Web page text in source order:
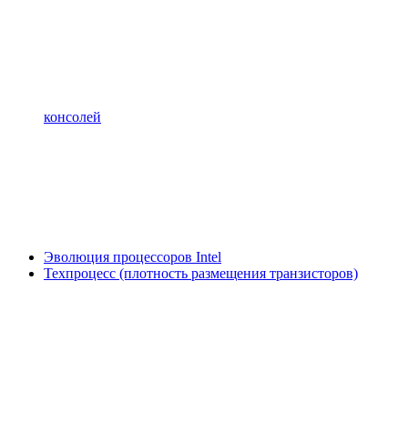
консолей
Эволюция процессоров Intel
Техпроцесс (плотность размещения транзисторов)